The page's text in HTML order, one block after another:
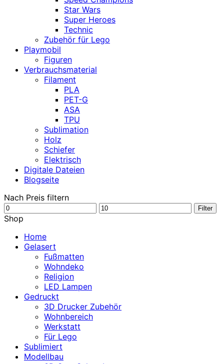
Star Wars
Super Heroes
Technic
Zubehör für Lego
Playmobil
Figuren
Verbrauchsmaterial
Filament
PLA
PET-G
ASA
TPU
Sublimation
Holz
Schiefer
Elektrisch
Digitale Dateien
Blogseite
Nach Preis filtern
Min.
Preis
Max.
Filter
Shop
Home
Gelasert
Fußmatten
Wohndeko
Religion
LED Lampen
Gedruckt
3D Drucker Zubehör
Wohnbereich
Werkstatt
Für Lego
Sublimiert
Modellbau